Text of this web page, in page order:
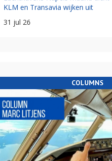
KLM en Transavia wijken uit
31 jul 26
COLUMNS